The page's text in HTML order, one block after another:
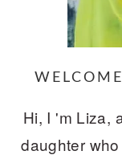
Hi, I 'm Liza,
daughter